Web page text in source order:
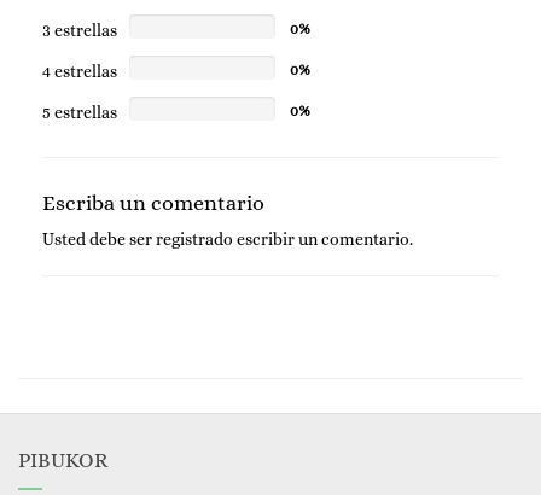
3 estrellas 0%
4 estrellas 0%
5 estrellas 0%
Escriba un comentario
Usted debe serregistrado escribir un comentario.
PIBUKOR